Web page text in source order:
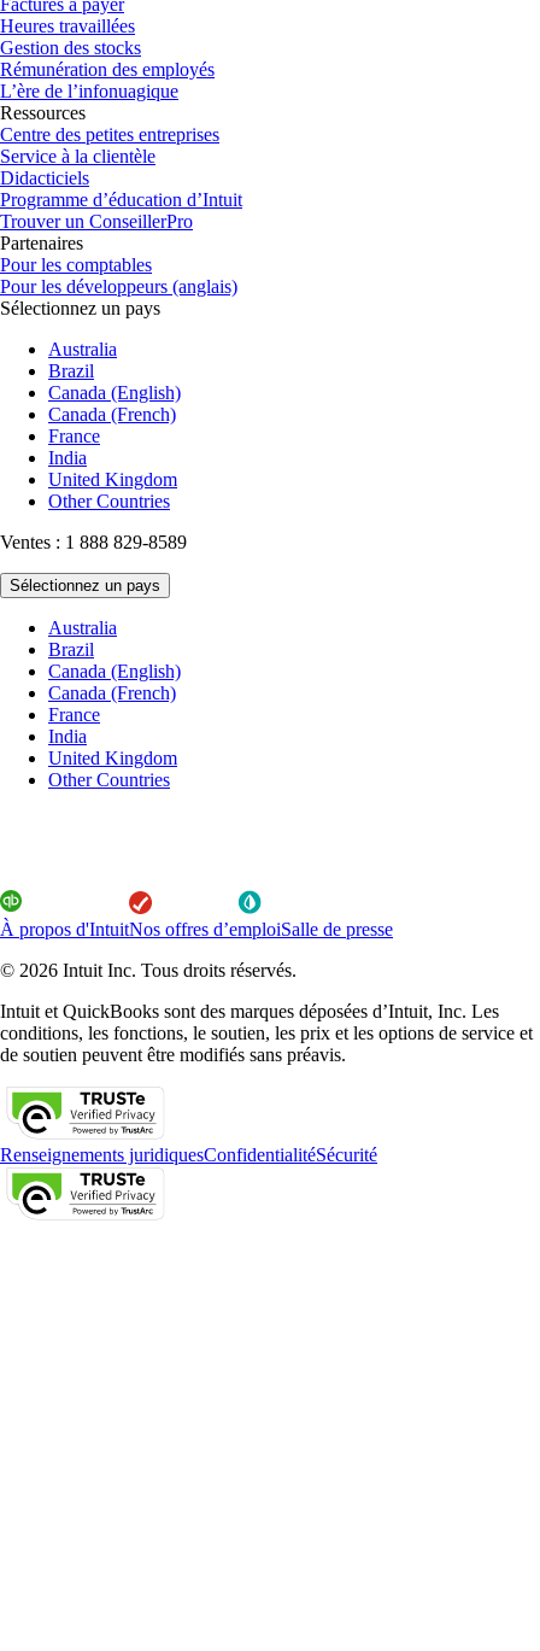
Heures travaillées
Gestion des stocks
Rémunération des employés
L’ère de l’infonuagique
Ressources
Centre des petites entreprises
Service à la clientèle
Didacticiels
Programme d’éducation d’Intuit
Trouver un ConseillerPro
Partenaires
Pour les comptables
Pour les développeurs (anglais)
Sélectionnez un pays
Australia
Brazil
Canada (English)
Canada (French)
France
India
United Kingdom
Other Countries
Ventes : 1 888 829-8589
Sélectionnez un pays
Australia
Brazil
Canada (English)
Canada (French)
France
India
United Kingdom
Other Countries
À propos d'IntuitNos offres d’emploiSalle de presse
© 2026 Intuit Inc. Tous droits réservés.
Intuit et QuickBooks sont des marques déposées d’Intuit, Inc. Les
conditions, les fonctions, le soutien, les prix et les options de service et
de soutien peuvent être modifiés sans préavis.
Renseignements juridiquesConfidentialitéSécurité